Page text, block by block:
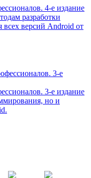
4-е издание
разработки
версий Android от
3-е издание
но и